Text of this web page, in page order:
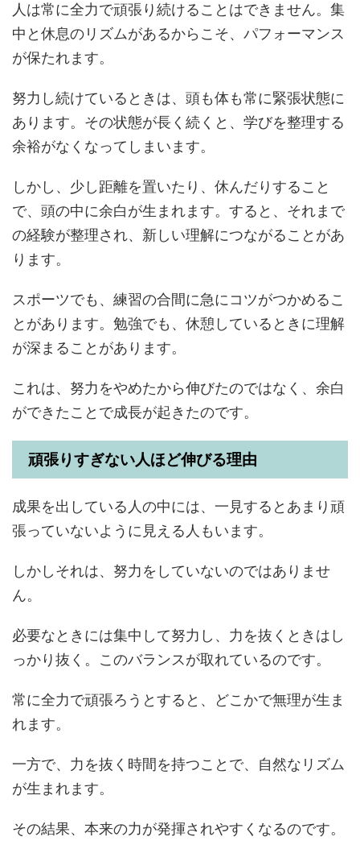
人は常に全力で頑張り続けることはできません。集
中と休息のリズムがあるからこそ、パフォーマンス
が保たれます。
努力し続けているときは、頭も体も常に緊張状態に
あります。その状態が長く続くと、学びを整理する
余裕がなくなってしまいます。
しかし、少し距離を置いたり、休んだりすること
で、頭の中に余白が生まれます。すると、それまで
の経験が整理され、新しい理解につながることがあ
ります。
スポーツでも、練習の合間に急にコツがつかめるこ
とがあります。勉強でも、休憩しているときに理解
が深まることがあります。
これは、努力をやめたから伸びたのではなく、余白
ができたことで成長が起きたのです。
頑張りすぎない人ほど伸びる理由
成果を出している人の中には、一見するとあまり頑
張っていないように見える人もいます。
しかしそれは、努力をしていないのではありませ
ん。
必要なときには集中して努力し、力を抜くときはし
っかり抜く。このバランスが取れているのです。
常に全力で頑張ろうとすると、どこかで無理が生ま
れます。
一方で、力を抜く時間を持つことで、自然なリズム
が生まれます。
その結果、本来の力が発揮されやすくなるのです。